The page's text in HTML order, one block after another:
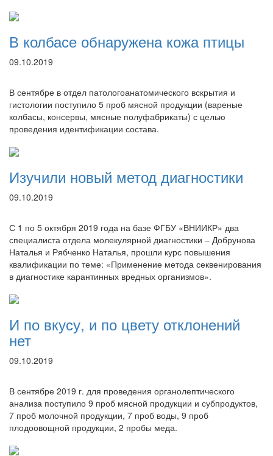
В колбасе обнаружена кожа птицы
09.10.2019
В сентябре в отдел патологоанатомического вскрытия и
гистологии поступило 5 проб мясной продукции (вареные
колбасы, консервы, мясные полуфабрикаты) с целью
проведения идентификации состава.
Изучили новый метод диагностики
09.10.2019
С 1 по 5 октября 2019 года на базе ФГБУ «ВНИИКР» два
специалиста отдела молекулярной диагностики – Добрунова
Наталья и Рябченко Наталья, прошли курс повышения
квалификации по теме: «Применение метода секвенирования
в диагностике карантинных вредных организмов».
И по вкусу, и по цвету отклонений
нет
09.10.2019
В сентябре 2019 г. для проведения органолептического
анализа поступило 9 проб мясной продукции и субпродуктов,
7 проб молочной продукции, 7 проб воды, 9 проб
плодоовощной продукции, 2 пробы меда.